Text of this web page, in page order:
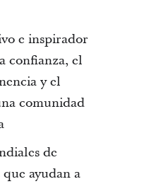
e inspirador
confianza, el
y el
comunidad
de
ayudan a